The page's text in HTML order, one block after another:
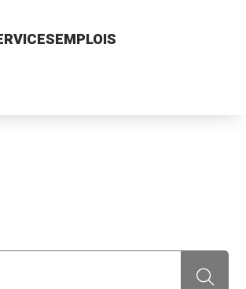
EMPLOIS